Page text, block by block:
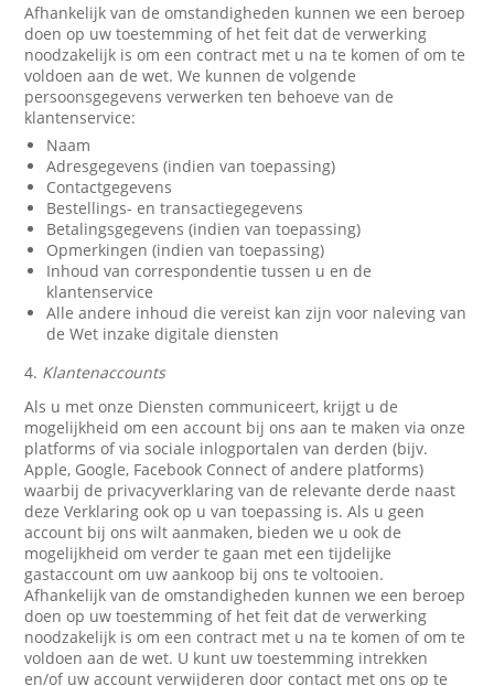
Afhankelijk van de omstandigheden kunnen we een beroep
doen op uw toestemming of het feit dat de verwerking
noodzakelijk is om een contract met u na te komen of om te
voldoen aan de wet. We kunnen de volgende
persoonsgegevens verwerken ten behoeve van de
klantenservice:
Naam
Adresgegevens (indien van toepassing)
Contactgegevens
Bestellings- en transactiegegevens
Betalingsgegevens (indien van toepassing)
Opmerkingen (indien van toepassing)
Inhoud van correspondentie tussen u en de
klantenservice
Alle andere inhoud die vereist kan zijn voor naleving van
de Wet inzake digitale diensten
4. Klantenaccounts
Als u met onze Diensten communiceert, krijgt u de
mogelijkheid om een account bij ons aan te maken via onze
platforms of via sociale inlogportalen van derden (bijv.
Apple, Google, Facebook Connect of andere platforms)
waarbij de privacyverklaring van de relevante derde naast
deze Verklaring ook op u van toepassing is. Als u geen
account bij ons wilt aanmaken, bieden we u ook de
mogelijkheid om verder te gaan met een tijdelijke
gastaccount om uw aankoop bij ons te voltooien.
Afhankelijk van de omstandigheden kunnen we een beroep
doen op uw toestemming of het feit dat de verwerking
noodzakelijk is om een contract met u na te komen of om te
voldoen aan de wet. U kunt uw toestemming intrekken
en/of uw account verwijderen door contact met ons op te